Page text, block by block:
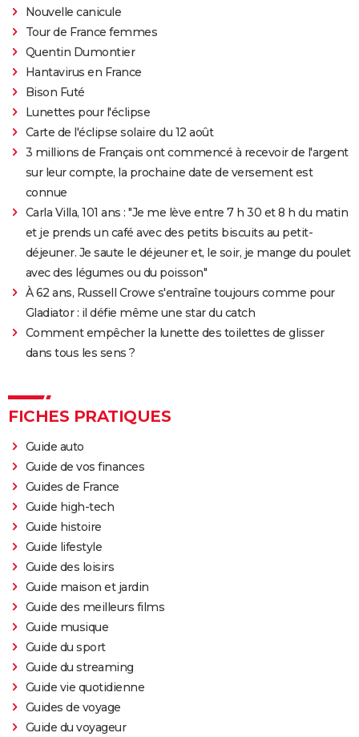
Nouvelle canicule
Tour de France femmes
Quentin Dumontier
Hantavirus en France
Bison Futé
Lunettes pour l'éclipse
Carte de l'éclipse solaire du 12 août
3 millions de Français ont commencé à recevoir de l'argent
sur leur compte, la prochaine date de versement est
connue
Carla Villa, 101 ans : "Je me lève entre 7 h 30 et 8 h du matin
et je prends un café avec des petits biscuits au petit-
déjeuner. Je saute le déjeuner et, le soir, je mange du poulet
avec des légumes ou du poisson"
À 62 ans, Russell Crowe s'entraîne toujours comme pour
Gladiator : il défie même une star du catch
Comment empêcher la lunette des toilettes de glisser
dans tous les sens ?
FICHES PRATIQUES
Guide auto
Guide de vos finances
Guides de France
Guide high-tech
Guide histoire
Guide lifestyle
Guide des loisirs
Guide maison et jardin
Guide des meilleurs films
Guide musique
Guide du sport
Guide du streaming
Guide vie quotidienne
Guides de voyage
Guide du voyageur